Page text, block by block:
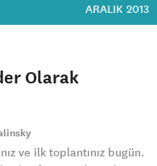
ARALIK 2013
Olarak
ve ilk toplantınız bugün.